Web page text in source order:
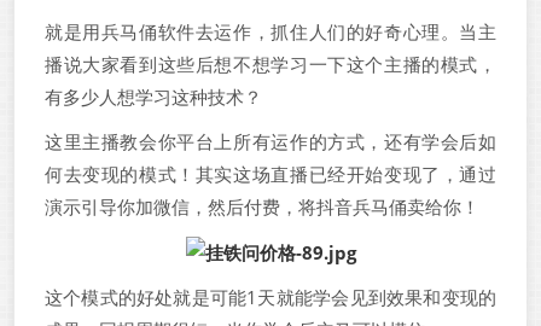
就是用兵马俑软件去运作，抓住人们的好奇心理。当主
播说大家看到这些后想不想学习一下这个主播的模式，
有多少人想学习这种技术？
这里主播教会你平台上所有运作的方式，还有学会后如
何去变现的模式！其实这场直播已经开始变现了，通过
演示引导你加微信，然后付费，将抖音兵马俑卖给你！
这个模式的好处就是可能1天就能学会见到效果和变现的